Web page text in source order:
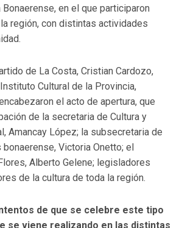
Bonaerense, en el que participaron
región, con distintas actividades
de La Costa, Cristian Cardozo,
Cultural de la Provincia,
el acto de apertura, que
de la secretaria de Cultura y
Amancay López; la subsecretaria de
Victoria Onetto; el
Alberto Gelene; legisladores
de la cultura de toda la región.
de que se celebre este tipo
se viene realizando en las distintas